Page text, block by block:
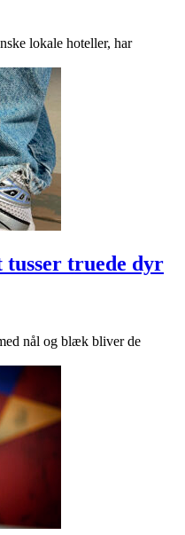
lokale hoteller, har
tusser truede dyr
nål og blæk bliver de